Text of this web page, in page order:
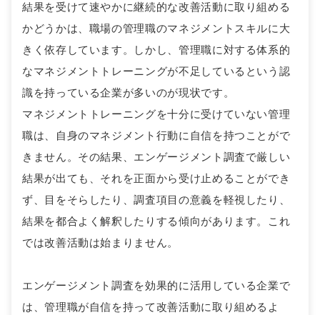
結果を受けて速やかに継続的な改善活動に取り組める
かどうかは、職場の管理職のマネジメントスキルに大
きく依存しています。しかし、管理職に対する体系的
なマネジメントトレーニングが不足しているという認
識を持っている企業が多いのが現状です。
マネジメントトレーニングを十分に受けていない管理
職は、自身のマネジメント行動に自信を持つことがで
きません。その結果、エンゲージメント調査で厳しい
結果が出ても、それを正面から受け止めることができ
ず、目をそらしたり、調査項目の意義を軽視したり、
結果を都合よく解釈したりする傾向があります。これ
では改善活動は始まりません。
エンゲージメント調査を効果的に活用している企業で
は、管理職が自信を持って改善活動に取り組めるよ